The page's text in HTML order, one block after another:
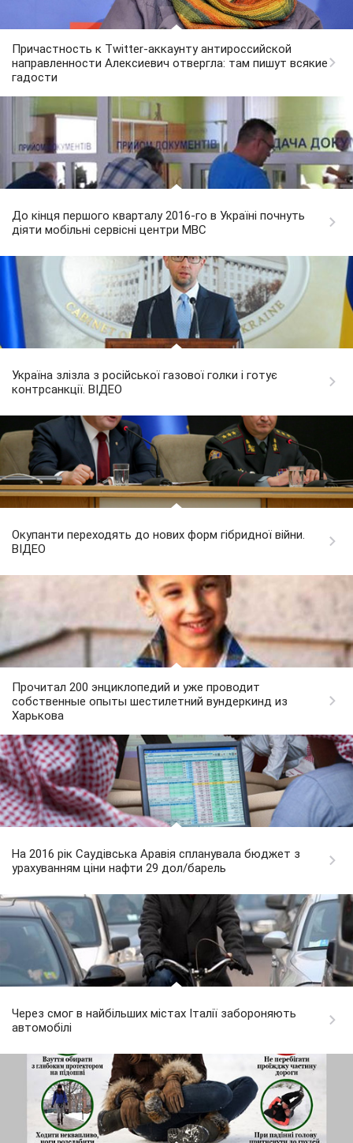
Причастность к Twitter-аккаунту антироссийской
направленности Алексиевич отвергла: там пишут всякие
гадости
До кінця першого кварталу 2016-го в Україні почнуть
діяти мобільні сервісні центри МВС
Україна злізла з російської газової голки і готує
контрсанкції. ВІДЕО
Окупанти переходять до нових форм гібридної війни.
ВІДЕО
Прочитал 200 энциклопедий и уже проводит
собственные опыты шестилетний вундеркинд из
Харькова
На 2016 рік Саудівська Аравія спланувала бюджет з
урахуванням ціни нафти 29 дол/барель
Через смог в найбільших містах Італії забороняють
автомобілі